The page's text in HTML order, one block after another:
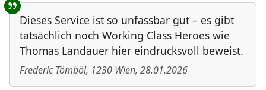
Benutzer-Rückmeldungen
Dieses Service ist so unfassbar gut – es gibt
tatsächlich noch Working Class Heroes wie
Thomas Landauer hier eindrucksvoll beweist.
Frederic Tömböl, 1230 Wien, 28.01.2026